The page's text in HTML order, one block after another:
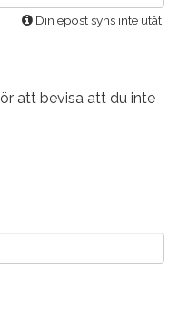
Din epost syns inte utåt.
att bevisa att du inte